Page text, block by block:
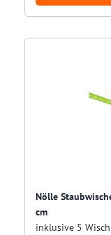
Nölle
cm
inklusive 5